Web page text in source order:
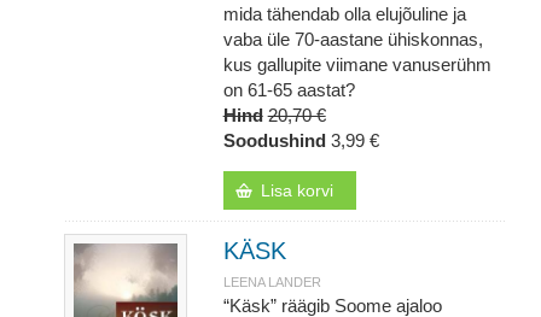
mida tähendab olla elujõuline ja
vaba üle 70-aastane ühiskonnas,
kus gallupite viimane vanuserühm
on 61-65 aastat?
Hind 20,70 €
Soodushind 3,99 €
Lisa korvi
KÄSK
LEENA LANDER
“Käsk” räägib Soome ajaloo